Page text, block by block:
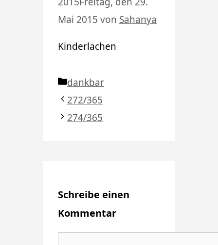
Mai 2015 von Sahanya
Kinderlachen
Kategorien
dankbar
272/365
274/365
Schreibe einen
Kommentar